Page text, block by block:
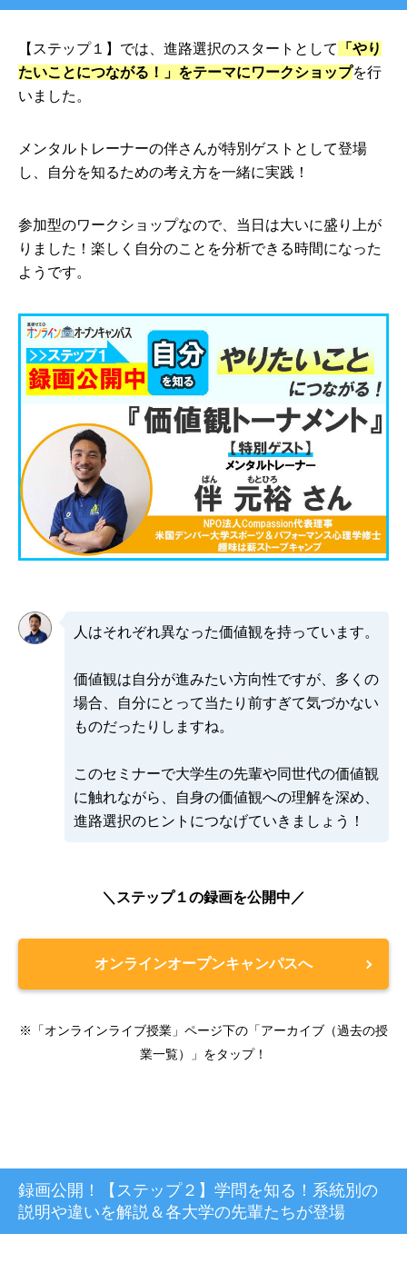
【ステップ１】では、進路選択のスタートとして
「やり
たいことにつながる！」をテーマにワークショップを行
いました。
メンタルトレーナーの伴さんが特別ゲストとして登場
し、自分を知るための考え方を一緒に実践！
参加型のワークショップなので、当日は大いに盛り上が
りました！楽しく自分のことを分析できる時間になった
ようです。
人はそれぞれ異なった価値観を持っています。
価値観は自分が進みたい方向性ですが、多くの
場合、自分にとって当たり前すぎて気づかない
ものだったりしますね。
このセミナーで大学生の先輩や同世代の価値観
に触れながら、自身の価値観への理解を深め、
進路選択のヒントにつなげていきましょう！
＼ステップ１の録画を公開中／
オンラインオープンキャンパスへ
※「オンラインライブ授業」ページ下の「アーカイブ（過去の授
業一覧）」をタップ！
録画公開！【ステップ２】学問を知る！系統別の
説明や違いを解説＆各大学の先輩たちが登場